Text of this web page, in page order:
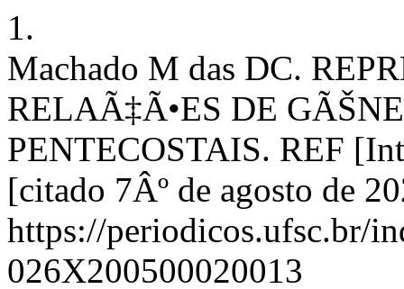
1.
Machado M das DC.
RELAÃ‡Ã•ES DE
PENTECOSTAIS. REF
[citado 7Âº de agosto de
https://periodicos.ufsc.br/
026X200500020013